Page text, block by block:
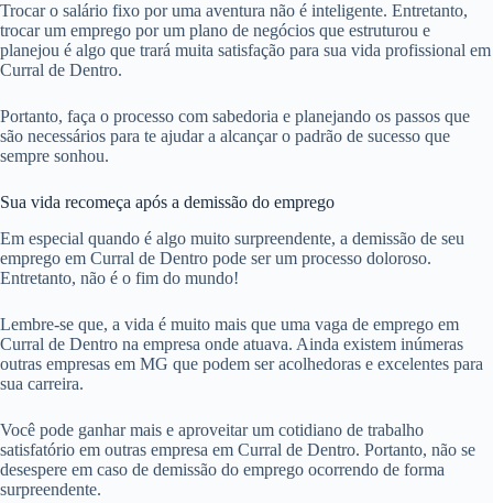
Trocar o salário fixo por uma aventura não é inteligente. Entretanto,
trocar um emprego por um plano de negócios que estruturou e
planejou é algo que trará muita satisfação para sua vida profissional em
Curral de Dentro.
Portanto, faça o processo com sabedoria e planejando os passos que
são necessários para te ajudar a alcançar o padrão de sucesso que
sempre sonhou.
Sua vida recomeça após a demissão do emprego
Em especial quando é algo muito surpreendente, a demissão de seu
emprego em Curral de Dentro pode ser um processo doloroso.
Entretanto, não é o fim do mundo!
Lembre-se que, a vida é muito mais que uma vaga de emprego em
Curral de Dentro na empresa onde atuava. Ainda existem inúmeras
outras empresas em MG que podem ser acolhedoras e excelentes para
sua carreira.
Você pode ganhar mais e aproveitar um cotidiano de trabalho
satisfatório em outras empresa em Curral de Dentro. Portanto, não se
desespere em caso de demissão do emprego ocorrendo de forma
surpreendente.